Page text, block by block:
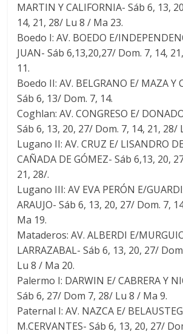
MARTIN Y CALIFORNIA- Sáb 6, 13,
14, 21, 28/ Lu 8 / Ma 23.
Boedo I: AV. BOEDO E/
JUAN- Sáb 6,13,20,27/ Dom. 7, 14,
11.
Boedo II: AV. BELGRANO E/ MAZA Y
Sáb 6, 13/ Dom. 7, 14.
Coghlan: AV. CONGRESO E/
Sáb 6, 13, 20, 27/ Dom. 7, 14, 21, 28/
Lugano II: AV. CRUZ E/ LISANDRO
CAÑADA DE GÓMEZ- Sáb 6,13, 20,
21, 28/.
Lugano III: AV EVA PERÓN E/
ARAUJO- Sáb 6, 13, 20, 27/ Dom. 7,
Ma 19.
Mataderos: AV. ALBERDI E/
LARRAZABAL- Sáb 6, 13, 20, 27/
Lu 8 / Ma 20.
Palermo I: DARWIN E/ CABRERA Y
Sáb 6, 27/ Dom 7, 28/ Lu 8 / Ma 9.
Paternal I: AV. NAZCA E/
M.CERVANTES- Sáb 6, 13, 20, 27/